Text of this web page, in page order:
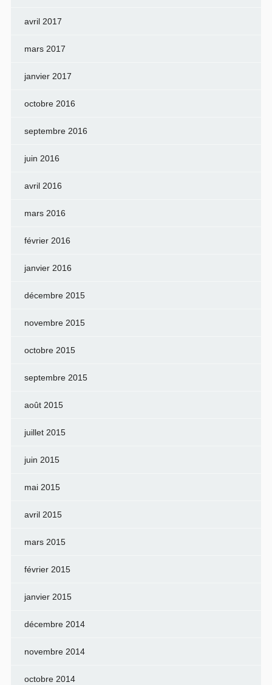
avril 2017
mars 2017
janvier 2017
octobre 2016
septembre 2016
juin 2016
avril 2016
mars 2016
février 2016
janvier 2016
décembre 2015
novembre 2015
octobre 2015
septembre 2015
août 2015
juillet 2015
juin 2015
mai 2015
avril 2015
mars 2015
février 2015
janvier 2015
décembre 2014
novembre 2014
octobre 2014